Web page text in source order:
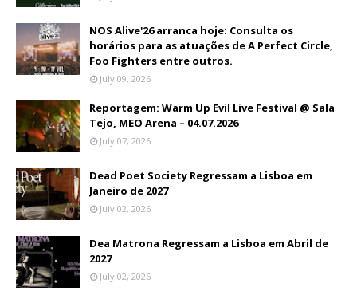
NOS Alive'26 arranca hoje: Consulta os
horários para as atuações de A Perfect Circle,
Foo Fighters entre outros.
July 09, 2026
Reportagem: Warm Up Evil Live Festival @ Sala
Tejo, MEO Arena – 04.07.2026
July 07, 2026
Dead Poet Society Regressam a Lisboa em
Janeiro de 2027
July 02, 2026
Dea Matrona Regressam a Lisboa em Abril de
2027
July 02, 2026